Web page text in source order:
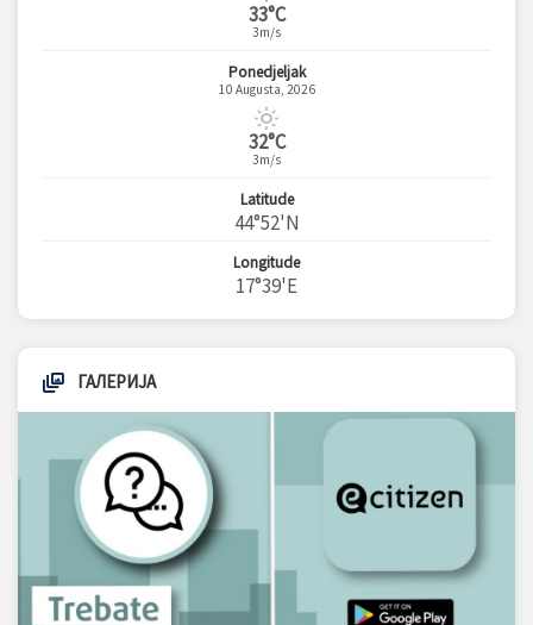
33°C
3m/s
Ponedjeljak
10 Augusta, 2026
32°C
3m/s
Latitude
44°52'N
Longitude
17°39'E
ГАЛЕРИЈА